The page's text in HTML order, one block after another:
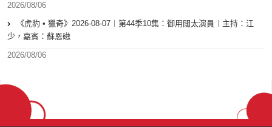
2026/08/06
《虎豹 • 獵奇》2026-08-07︱第44季10集：御用闊太演員︱主持：江
少，嘉賓：蘇恩磁
2026/08/06